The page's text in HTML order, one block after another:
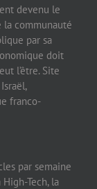
devenu le
communauté
par sa
doit
l’être. Site
franco-
par semaine
Tech, la